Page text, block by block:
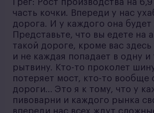
Грег: Рост производства на
часть кочки. Впереди у нас
дорога. И у каждого она будет
Представьте, что вы едете на
такой дороге, кроме вас
и не каждая попадает в одну и
рытвину. Кто-то проколет
потеряет мост, кто-то вообще
дороги… Это я к тому, что у
пивоварни и каждого рынка
впереди нас всех ждут